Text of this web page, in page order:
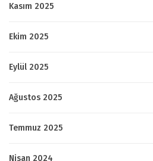
Kasım 2025
Ekim 2025
Eylül 2025
Ağustos 2025
Temmuz 2025
Nisan 2024